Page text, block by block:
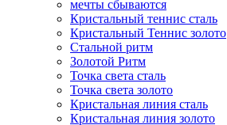
мечты сбываются
Кристальный теннис сталь
Кристальный Теннис золото
Стальной ритм
Золотой Ритм
Точка света сталь
Точка света золото
Кристальная линия сталь
Кристальная линия золото